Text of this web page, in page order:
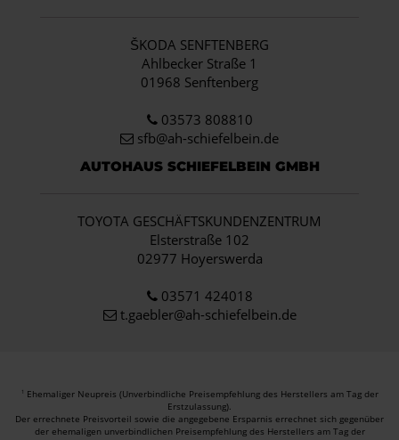
ŠKODA SENFTENBERG
Ahlbecker Straße 1
01968 Senftenberg
03573 808810
sfb@ah-schiefelbein.de
AUTOHAUS SCHIEFELBEIN GMBH
TOYOTA GESCHÄFTSKUNDENZENTRUM
Elsterstraße 102
02977 Hoyerswerda
03571 424018
t.gaebler@ah-schiefelbein.de
1 Ehemaliger Neupreis (Unverbindliche Preisempfehlung des Herstellers am Tag der
Erstzulassung).
Der errechnete Preisvorteil sowie die angegebene Ersparnis errechnet sich gegenüber
der ehemaligen unverbindlichen Preisempfehlung des Herstellers am Tag der